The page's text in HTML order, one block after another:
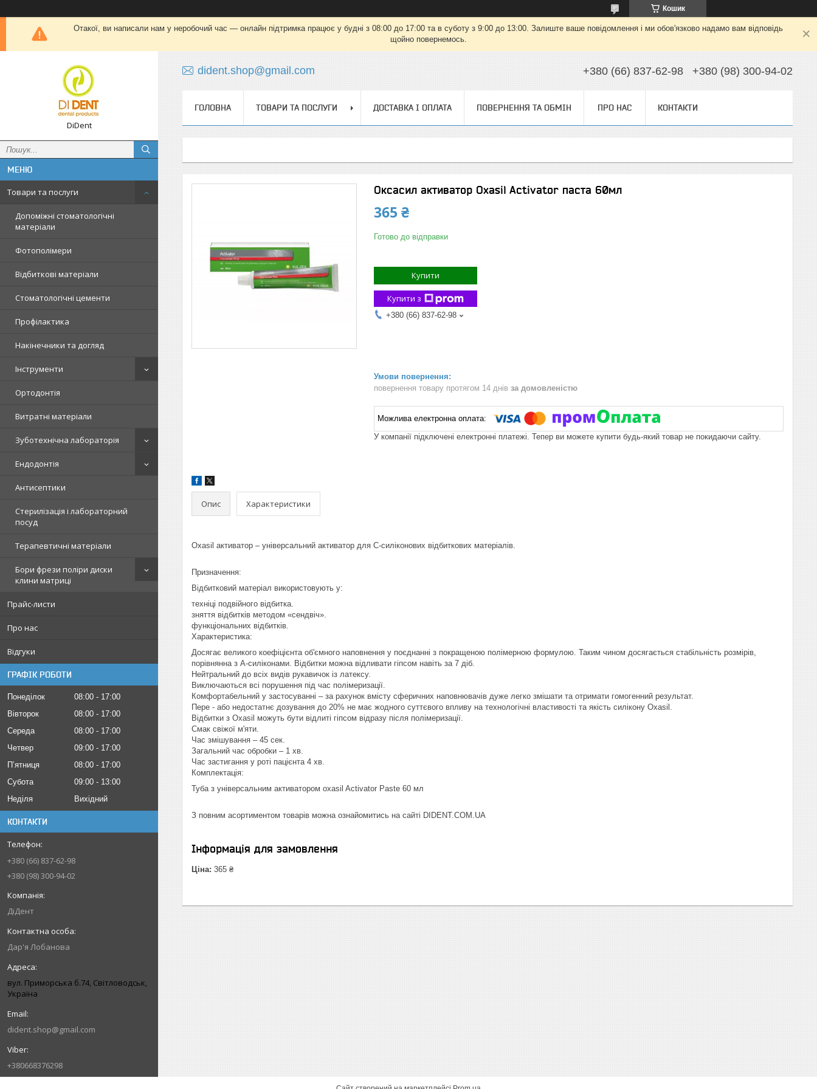
Кошик
Отакої, ви написали нам у неробочий час — онлайн підтримка працює у будні з 08:00 до 17:00 та в суботу з 9:00 до 13:00. Залиште ваше повідомлення і ми обов'язково надамо вам відповідь
щойно повернемось.
DiDent
Товари та послуги
Допоміжні стоматологічні
матеріали
Фотополімери
Відбиткові матеріали
Стоматологічні цементи
Профілактика
Накінечники та догляд
Інструменти
Ортодонтія
Витратні матеріали
Зуботехнічна лабораторія
Ендодонтія
Антисептики
Стерилізація і лабораторний
посуд
Терапевтичні матеріали
Бори фрези поліри диски
клини матриці
Прайс-листи
Про нас
Відгуки
ГРАФІК РОБОТИ
Понеділок 08:00
17:00
Вівторок
08:00
17:00
Середа
08:00
17:00
Четвер
09:00
17:00
Пʼятниця
08:00
17:00
Субота
09:00
13:00
Неділя
Вихідний
КОНТАКТИ
+380 (66) 837-62-98
+380 (98) 300-94-02
ДіДент
Дар'я Лобанова
вул. Приморська б.74, Світловодськ,
Україна
dident.shop@gmail.com
+380668376298
dident.shop@gmail.com +380 (66) 837-62-98 +380 (98) 300-94-02
ГОЛОВНА ТОВАРИ ТА ПОСЛУГИ ДОСТАВКА І ОПЛАТА ПОВЕРНЕННЯ ТА ОБМІН ПРО НАС КОНТАКТИ
Оксасил активатор Oxasil Activator паста 60мл
365 ₴
Готово до відправки
Купити
Купити з
+380 (66) 837-62-98
повернення товару протягом 14 днів за домовленістю
У компанії підключені електронні платежі. Тепер ви можете купити будь-який товар не покидаючи сайту.
Опис Характеристики
Oxasil активатор – універсальний активатор для С-силіконових відбиткових матеріалів.
Призначення:
Відбитковий матеріал використовують у:
техніці подвійного відбитка.
зняття відбитків методом «сендвіч».
функціональних відбитків.
Характеристика:
Досягає великого коефіцієнта об'ємного наповнення у поєднанні з покращеною полімерною формулою. Таким чином досягається стабільність розмірів,
порівнянна з А-силіконами. Відбитки можна відливати гіпсом навіть за 7 діб.
Нейтральний до всіх видів рукавичок із латексу.
Виключаються всі порушення під час полімеризації.
Комфортабельний у застосуванні – за рахунок вмісту сферичних наповнювачів дуже легко змішати та отримати гомогенний результат.
Пере - або недостатнє дозування до 20% не має жодного суттєвого впливу на технологічні властивості та якість силікону Oxasil.
Відбитки з Oxasil можуть бути відлиті гіпсом відразу після полімеризації.
Смак свіжої м'яти.
Час змішування – 45 сек.
Загальний час обробки – 1 хв.
Час застигання у роті пацієнта 4 хв.
Комплектація:
Туба з універсальним активатором oxasil Activator Paste 60 мл
З повним асортиментом товарів можна ознайомитись на сайті DIDENT.COM.UA
Інформація для замовлення
Ціна: 365 ₴